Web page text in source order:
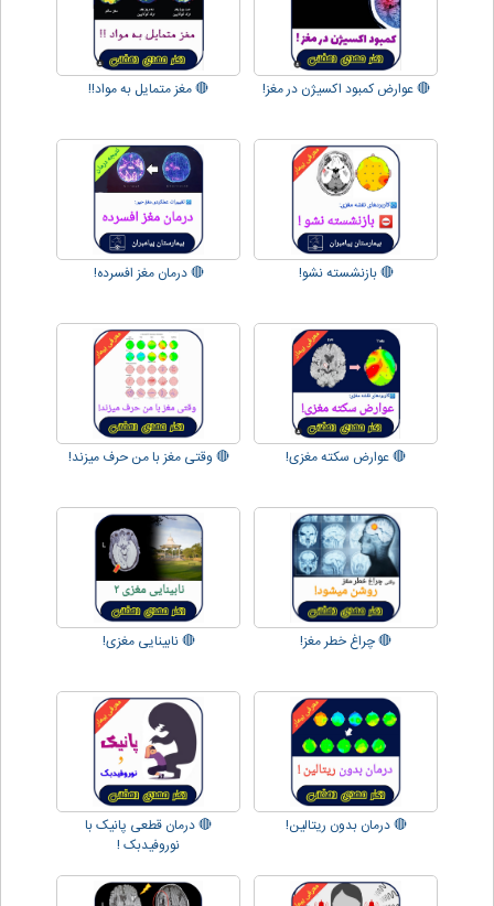
🔴 عوارض کمبود اکسیژن در مغز! 🔴 مغز متمایل به مواد!!
🔴 بازنشسته نشو! 🔴 درمان مغز افسرده!
🔴 عوارض سکته مغزی! 🔴 وقتی مغز با من حرف میزند!
🔴 چراغ خطر مغز! 🔴 نابینایی مغزی!
🔴 درمان بدون ریتالین!
🔴 درمان قطعی پانیک با
نوروفیدبک !